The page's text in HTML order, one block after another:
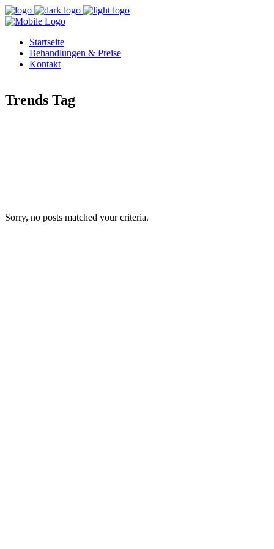
Startseite
Behandlungen & Preise
Kontakt
Trends Tag
Sorry, no posts matched your criteria.